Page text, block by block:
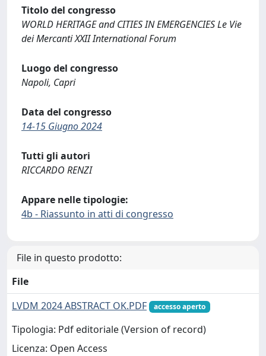
Titolo del congresso
WORLD HERITAGE and CITIES IN EMERGENCIES Le Vie
dei Mercanti XXII International Forum
Luogo del congresso
Napoli, Capri
Data del congresso
14-15 Giugno 2024
Tutti gli autori
RICCARDO RENZI
Appare nelle tipologie:
4b - Riassunto in atti di congresso
File in questo prodotto:
File
LVDM 2024 ABSTRACT OK.PDF
accesso aperto
Tipologia: Pdf editoriale (Version of record)
Licenza: Open Access